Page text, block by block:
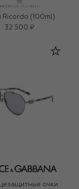
Ricordo (100ml)
32 500 ₽
очки